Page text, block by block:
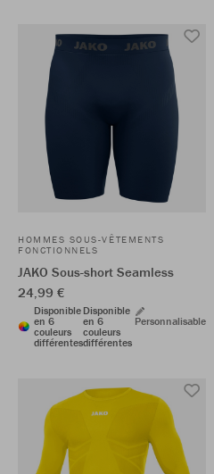
HOMMES SOUS-VÊTEMENTS
FONCTIONNELS
JAKO Sous-short Seamless
24,99 €
Disponible
en 6
couleurs
différentes
Disponible
en 6
couleurs
différentes
Personnalisable